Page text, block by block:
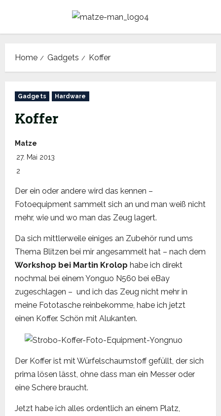
content
Home Gadgets Koffer
Gadgets Hardware
Koffer
Matze
27. Mai 2013
2
Der ein oder andere wird das kennen –
Fotoequipment sammelt sich an und man weiß nicht
mehr, wie und wo man das Zeug lagert.
Da sich mittlerweile einiges an Zubehör rund ums
Thema Blitzen bei mir angesammelt hat – nach dem
Workshop bei Martin Krolop habe ich direkt
nochmal bei einem Yonguo N560 bei eBay
zugeschlagen – und ich das Zeug nicht mehr in
meine Fototasche reinbekomme, habe ich jetzt
einen Koffer. Schön mit Alukanten.
Der Koffer ist mit Würfelschaumstoff gefüllt, der sich
prima lösen lässt, ohne dass man ein Messer oder
eine Schere braucht.
Jetzt habe ich alles ordentlich an einem Platz,